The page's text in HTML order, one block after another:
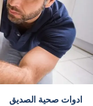
ادوات صحية الصديق